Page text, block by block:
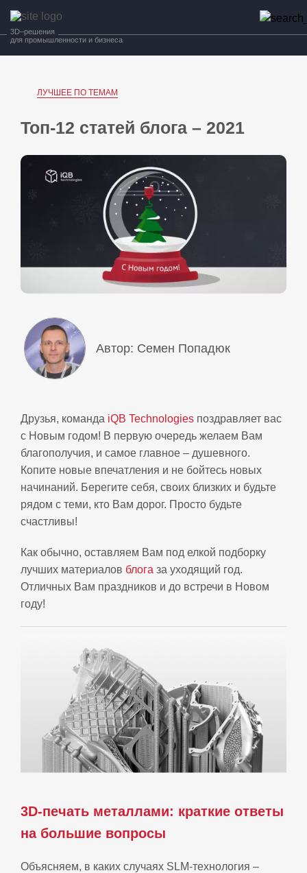
3D–решения
для промышленности и бизнеса
ЛУЧШЕЕ ПО ТЕМАМ
Топ-12 статей блога – 2021
Автор: Семен Попадюк
Друзья, команда iQB Technologies поздравляет вас
с Новым годом! В первую очередь желаем Вам
благополучия, и самое главное – душевного.
Копите новые впечатления и не бойтесь новых
начинаний. Берегите себя, своих близких и будьте
рядом с теми, кто Вам дорог. Просто будьте
счастливы!
Как обычно, оставляем Вам под елкой подборку
лучших материалов блога за уходящий год.
Отличных Вам праздников и до встречи в Новом
году!
3D-печать металлами: краткие ответы
на большие вопросы
Объясняем, в каких случаях SLM-технология –